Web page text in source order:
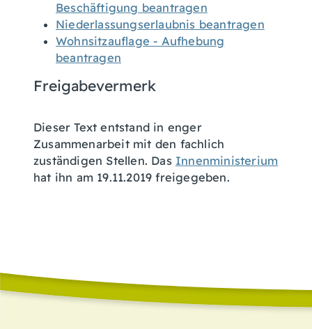
Beschäftigung beantragen
Niederlassungserlaubnis beantragen
Wohnsitzauflage - Aufhebung
beantragen
Freigabevermerk
Dieser Text entstand in enger
Zusammenarbeit mit den fachlich
zuständigen Stellen. Das Innenministerium
hat ihn am 19.11.2019 freigegeben.